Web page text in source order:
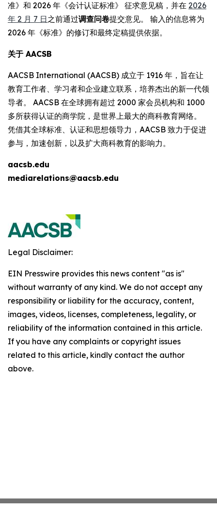
准》和 2026 年《会计认证标准》 征求意见稿，并在 2026
年 2 月 7 日之前通过调查问卷提交意见。 输入的信息将为
2026 年《标准》的修订和最终定稿提供依据。
关于 AACSB
AACSB International (AACSB) 成立于 1916 年，旨在让
教育工作者、学习者和企业建立联系，培养杰出的新一代领
导者。 AACSB 在全球拥有超过 2000 家会员机构和 1000
多所获得认证的商学院，是世界上最大的商科教育网络。
凭借其全球标准、认证和思想领导力，AACSB 致力于促进
参与，加速创新，以及扩大商科教育的影响力。
aacsb.edu
mediarelations@aacsb.edu
Legal Disclaimer:
EIN Presswire provides this news content "as is"
without warranty of any kind. We do not accept any
responsibility or liability for the accuracy, content,
images, videos, licenses, completeness, legality, or
reliability of the information contained in this article.
If you have any complaints or copyright issues
related to this article, kindly contact the author
above.